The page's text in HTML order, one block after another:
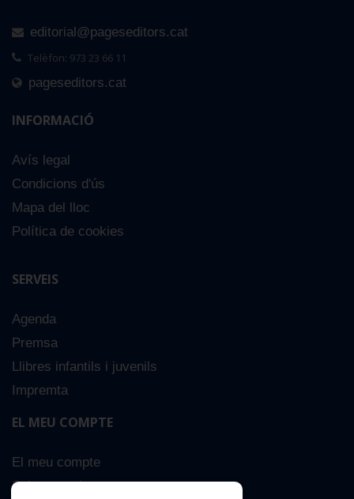
editorial@pageseditors.cat
Telèfon: 973 23 66 11
pageseditors.cat
INFORMACIÓ
Avís legal
Condicions d'ús
Mapa del lloc
Política de cookies
SERVEIS
Agenda
Premsa
Llibres infantils i juvenils
Impremta
EL MEU COMPTE
El meu compte
Sobre nosaltres